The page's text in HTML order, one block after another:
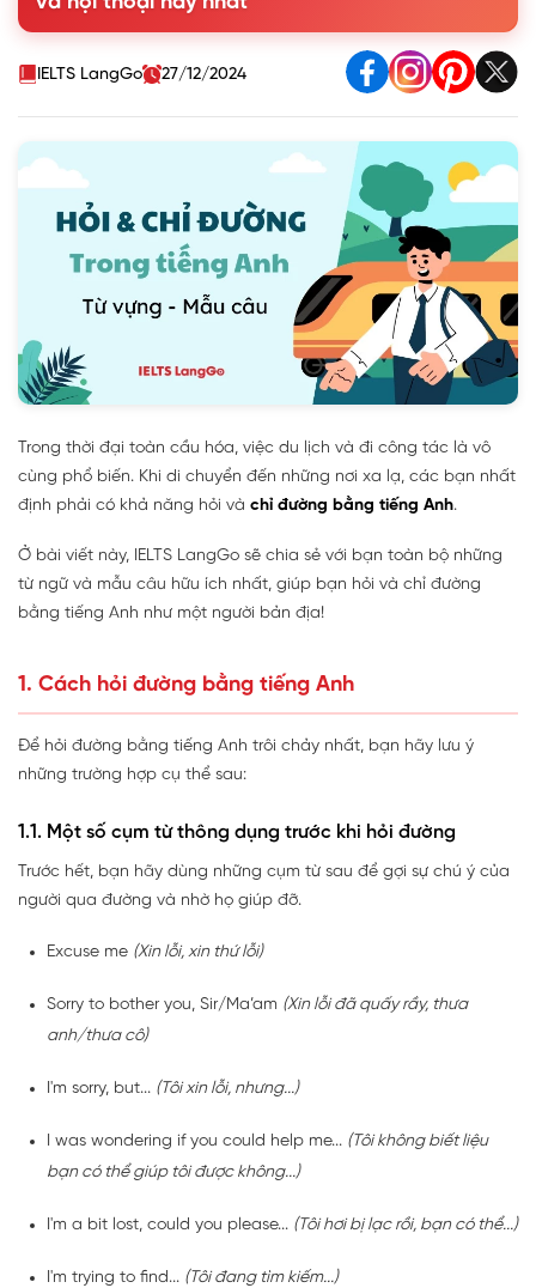
2. Cách chỉ đường bằng Tiếng Anh
3. Từ vựng chỉ địa điểm khi chỉ đường tiếng Anh
4. Đoạn hội thoại mẫu hỏi và chỉ đường bằng tiếng Anh
IELTS LangGo 27/12/2024
Trong thời đại toàn cầu hóa, việc du lịch và đi công tác là vô
cùng phổ biến. Khi di chuyển đến những nơi xa lạ, các bạn nhất
định phải có khả năng hỏi và chỉ đường bằng tiếng Anh.
Ở bài viết này, IELTS LangGo sẽ chia sẻ với bạn toàn bộ những
từ ngữ và mẫu câu hữu ích nhất, giúp bạn hỏi và chỉ đường
bằng tiếng Anh như một người bản địa!
1. Cách hỏi đường bằng tiếng Anh
Để hỏi đường bằng tiếng Anh trôi chảy nhất, bạn hãy lưu ý
những trường hợp cụ thể sau:
1.1. Một số cụm từ thông dụng trước khi hỏi đường
Trước hết, bạn hãy dùng những cụm từ sau để gợi sự chú ý của
người qua đường và nhờ họ giúp đỡ.
Excuse me (Xin lỗi, xin thứ lỗi)
Sorry to bother you, Sir/Ma’am (Xin lỗi đã quấy rầy, thưa
anh/thưa cô)
I'm sorry, but... (Tôi xin lỗi, nhưng...)
I was wondering if you could help me... (Tôi không biết liệu
bạn có thể giúp tôi được không...)
I'm a bit lost, could you please... (Tôi hơi bị lạc rồi, bạn có thể...)
I'm trying to find... (Tôi đang tìm kiếm...)